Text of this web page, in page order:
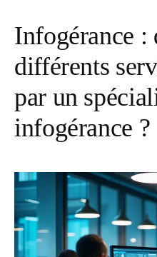
e
n
Infogérance :
différents
par un
infogérance ?